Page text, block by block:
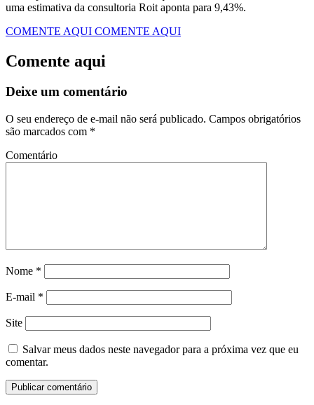
uma estimativa da consultoria Roit aponta para 9,43%.
COMENTE AQUI COMENTE AQUI
Comente aqui
Deixe um comentário
O seu endereço de e-mail não será publicado. Campos obrigatórios
são marcados com *
Comentário
Nome *
E-mail *
Site
Salvar meus dados neste navegador para a próxima vez que eu
comentar.